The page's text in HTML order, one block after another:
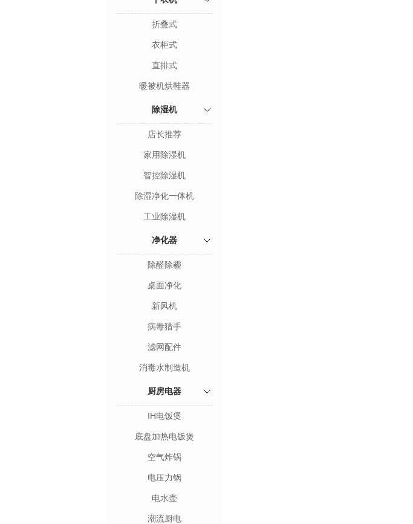
折叠式
衣柜式
直排式
暖被机烘鞋器
除湿机
店长推荐
家用除湿机
智控除湿机
除湿净化一体机
工业除湿机
净化器
除醛除霾
桌面净化
新风机
病毒猎手
滤网配件
消毒水制造机
厨房电器
IH电饭煲
底盘加热电饭煲
空气炸锅
电压力锅
电水壶
潮流厨电